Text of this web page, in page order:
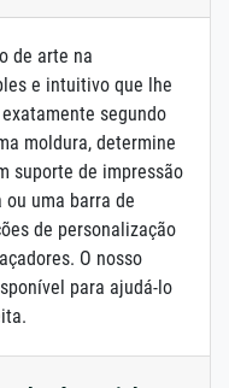
de arte na
e intuitivo que lhe
segundo
moldura, determine
suporte de impressão
uma barra de
de personalização
O nosso
para ajudá-lo